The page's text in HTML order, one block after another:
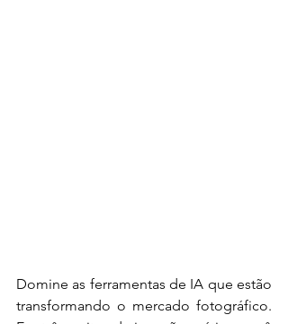
Domine as ferramentas de IA que estão
transformando o mercado fotográfico.